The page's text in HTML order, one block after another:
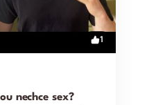
1
nechce sex?